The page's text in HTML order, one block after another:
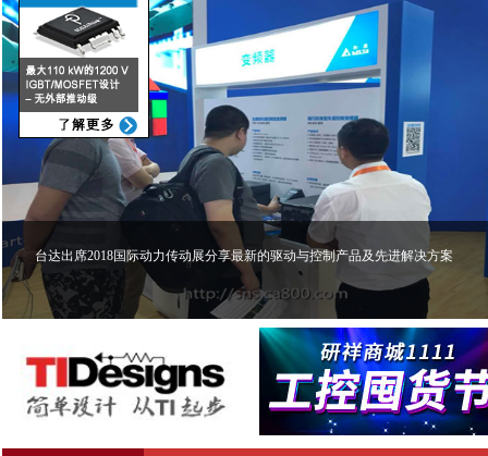
台达出席2018国际动力传动展分享最新的驱动与控制产品及先进解决方案